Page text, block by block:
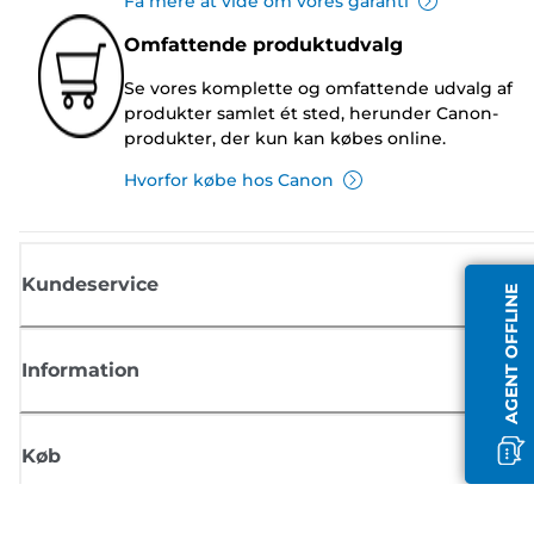
AGENT OFFLINE
Omfattende produktudvalg
Se vores komplette og omfattende udvalg af
produkter samlet ét sted, herunder Canon-
produkter, der kun kan købes online.
Hvorfor købe hos Canon
Kundeservice
Information
Køb